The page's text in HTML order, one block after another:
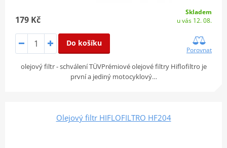
179 Kč
Skladem
u vás 12. 08.
Do košíku
Porovnat
olejový filtr - schválení TÜVPrémiové olejové filtry Hiflofiltro je
první a jediný motocyklový…
Olejový filtr HIFLOFILTRO HF204